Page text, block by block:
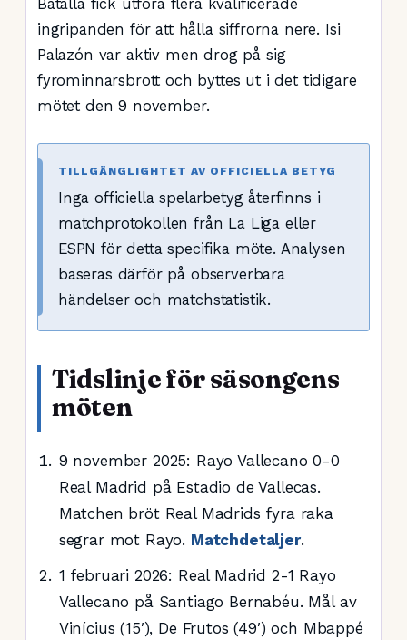
Batalla fick utföra flera kvalificerade
ingripanden för att hålla siffrorna nere. Isi
Palazón var aktiv men drog på sig
fyrominnarsbrott och byttes ut i det tidigare
mötet den 9 november.
TILLGÄNGLIGHTET AV OFFICIELLA BETYG
Inga officiella spelarbetyg återfinns i
matchprotokollen från La Liga eller
ESPN för detta specifika möte. Analysen
baseras därför på observerbara
händelser och matchstatistik.
Tidslinje för säsongens
möten
9 november 2025: Rayo Vallecano 0-0
Real Madrid på Estadio de Vallecas.
Matchen bröt Real Madrids fyra raka
segrar mot Rayo. Matchdetaljer.
1 februari 2026: Real Madrid 2-1 Rayo
Vallecano på Santiago Bernabéu. Mål av
Vinícius (15′), De Frutos (49′) och Mbappé